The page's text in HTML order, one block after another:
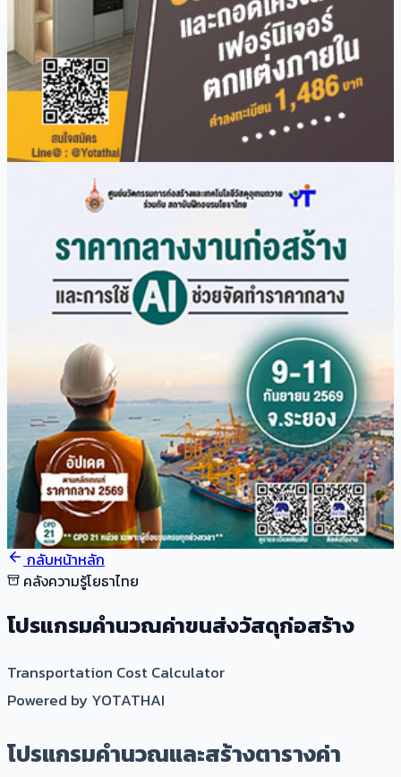
กลับหน้าหลัก
คลังความรู้โยธาไทย
โปรแกรมคำนวณค่าขนส่งวัสดุก่อสร้าง
Transportation Cost Calculator
Powered byYOTATHAI
โปรแกรมคำนวณและสร้างตารางค่า